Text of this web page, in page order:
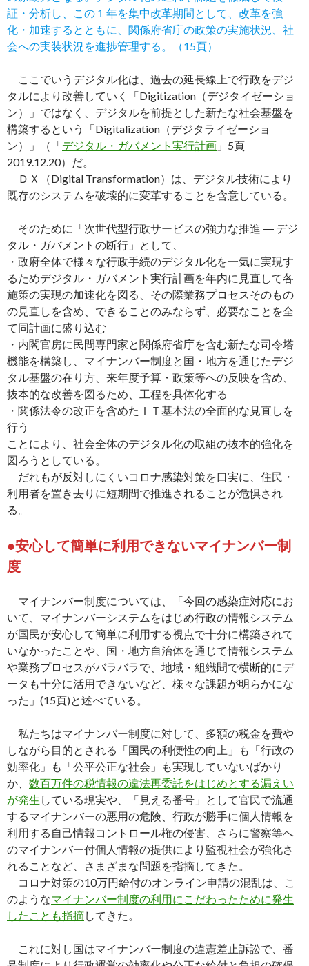
証・分析し、この１年を集中改革期間として、改革を強
化・加速するとともに、関係府省庁の政策の実施状況、社
会への実装状況を進捗管理する。（15頁）
ここでいうデジタル化は、過去の延長線上で行政をデジ
タルにより改善していく「Digitization（デジタイゼーショ
ン）」ではなく、デジタルを前提とした新たな社会基盤を
構築するという「Digitalization（デジタライゼーショ
ン）」（「デジタル・ガバメント実行計画 」5頁
2019.12.20）だ。
ＤＸ（Digital Transformation）は、デジタル技術により
既存のシステムを破壊的に変革することを含意している。
そのために「次世代型行政サービスの強力な推進 ― デジ
タル・ガバメントの断行」として、
・政府全体で様々な行政手続のデジタル化を一気に実現す
るためデジタル・ガバメント実行計画を年内に見直して各
施策の実現の加速化を図る、その際業務プロセスそのもの
の見直しを含め、できることのみならず、必要なことを全
て同計画に盛り込む
・内閣官房に民間専門家と関係府省庁を含む新たな司令塔
機能を構築し、マイナンバー制度と国・地方を通じたデジ
タル基盤の在り方、来年度予算・政策等への反映を含め、
抜本的な改善を図るため、工程を具体化する
・関係法令の改正を含めたＩＴ基本法の全面的な見直しを
行う
ことにより、社会全体のデジタル化の取組の抜本的強化を
図ろうとしている。
だれもが反対しにくいコロナ感染対策を口実に、住民・
利用者を置き去りに短期間で推進されることが危惧され
る。
●安心して簡単に利用できないマイナンバー制
度
マイナンバー制度については、「今回の感染症対応にお
いて、マイナンバーシステムをはじめ行政の情報システム
が国民が安心して簡単に利用する視点で十分に構築されて
いなかったことや、国・地方自治体を通じて情報システム
や業務プロセスがバラバラで、地域・組織間で横断的にデ
ータも十分に活用できないなど、様々な課題が明らかにな
った」(15頁)と述べている。
私たちはマイナンバー制度に対して、多額の税金を費や
しながら目的とされる「国民の利便性の向上」も「行政の
効率化」も「公平公正な社会」も実現していないばかり
か、 数百万件の税情報の違法再委託をはじめとする漏えい
が発生 している現実や、「見える番号」として官民で流通
するマイナンバーの悪用の危険、行政が勝手に個人情報を
利用する自己情報コントロール権の侵害、さらに警察等へ
のマイナンバー付個人情報の提供により監視社会が強化さ
れることなど、さまざまな問題を指摘してきた。
コロナ対策の10万円給付のオンライン申請の混乱は、こ
のようなマイナンバー制度の利用にこだわったために発生
したことも指摘してきた。
これに対し国はマイナンバー制度の違憲差止訴訟で、番